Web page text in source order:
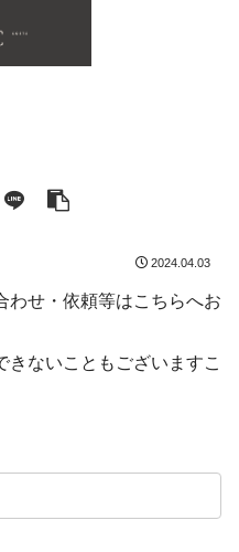
2024.04.03
わせ・依頼等はこちらへお
きないこともございますこ